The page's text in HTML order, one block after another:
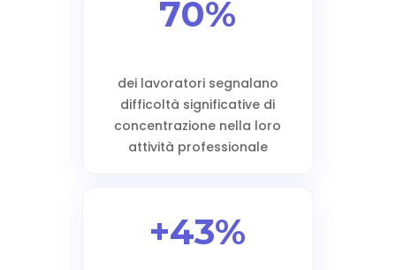
70%
dei lavoratori segnalano
difficoltà significative di
concentrazione nella loro
attività professionale
+43%